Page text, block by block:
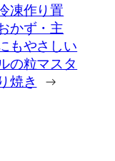
凍作り置
かず・主
もやさしい
の粒マスタ
焼き
→